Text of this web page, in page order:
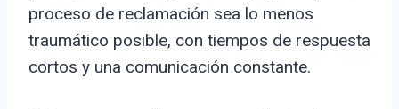
proceso de reclamación sea lo menos
traumático posible, con tiempos de respuesta
cortos y una comunicación constante.